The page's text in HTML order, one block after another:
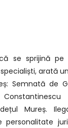
se sprijină
arată
Semnată de
Mureș.
personalitate